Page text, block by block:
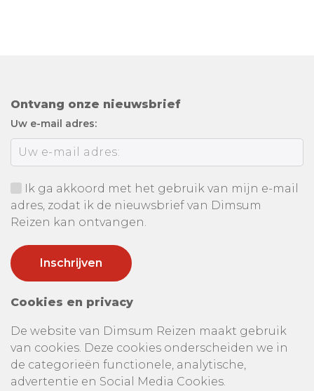
Ontvang onze nieuwsbrief
Uw e-mail adres:
Ik ga akkoord met het gebruik van mijn e-mail
adres, zodat ik de nieuwsbrief van Dimsum
Reizen kan ontvangen.
Cookies en privacy
De website van Dimsum Reizen maakt gebruik
van cookies. Deze cookies onderscheiden we in
de categorieën functionele, analytische,
advertentie en Social Media Cookies.